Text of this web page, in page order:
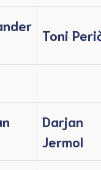
Toni
Darjan
Jermol